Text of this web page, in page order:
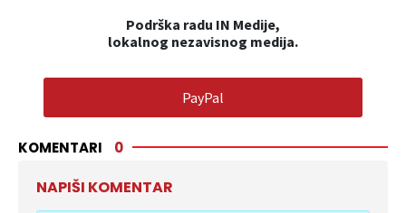
Podrška radu IN Medije,
lokalnog nezavisnog medija.
PayPal
KOMENTARI 0
NAPIŠI KOMENTAR